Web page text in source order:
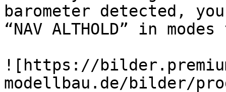
barometer detected,
“NAV ALTHOLD” in
![https://
modellbau.de/bilder/